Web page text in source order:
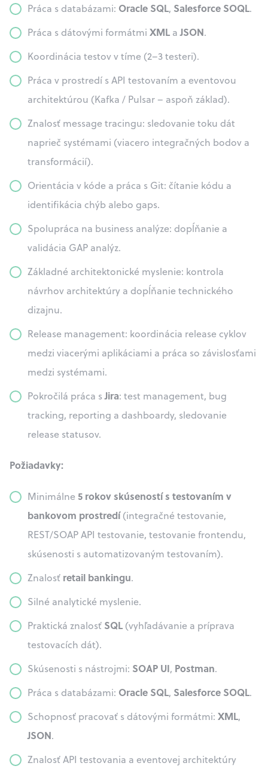
Práca s databázami: Oracle SQL, Salesforce SOQL.
Práca s dátovými formátmi XML aJSON.
Koordinácia testov v tíme (2–3 testeri).
Práca v prostredí s API testovaním a eventovou
architektúrou (Kafka / Pulsar – aspoň základ).
Znalosť message tracingu: sledovanie toku dát
naprieč systémami (viacero integračných bodov a
transformácií).
Orientácia v kóde a práca s Git: čítanie kódu a
identifikácia chýb alebo gaps.
Spolupráca na business analýze: dopĺňanie a
validácia GAP analýz.
Základné architektonické myslenie: kontrola
návrhov architektúry a dopĺňanie technického
dizajnu.
Release management: koordinácia release cyklov
medzi viacerými aplikáciami a práca so závislosťami
medzi systémami.
Pokročilá práca sJira: test management, bug
tracking, reporting a dashboardy, sledovanie
release statusov.
Požiadavky:
Minimálne 5 rokov skúseností s testovaním v
bankovom prostredí(integračné testovanie,
REST/SOAP API testovanie, testovanie frontendu,
skúsenosti s automatizovaným testovaním).
Znalosť retail bankingu.
Silné analytické myslenie.
Praktická znalosť SQL (vyhľadávanie a príprava
testovacích dát).
Skúsenosti s nástrojmi: SOAP UI, Postman.
Práca s databázami: Oracle SQL, Salesforce SOQL.
Schopnosť pracovať s dátovými formátmi: XML,
JSON.
Znalosť API testovania a eventovej architektúry